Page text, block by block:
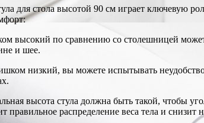
для стола высотой 90 см играет ключевую
высокий по сравнению со столешницей
и шее.
низкий, вы можете испытывать
высота стула должна быть такой, чтобы
правильное распределение веса тела и